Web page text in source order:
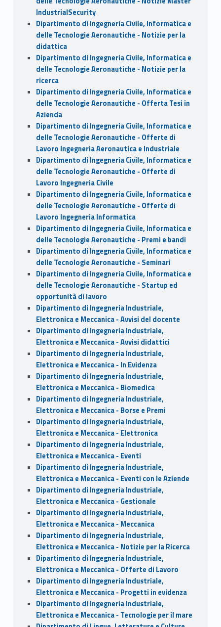
IndustrialSecurity
Dipartimento di Ingegneria Civile, Informatica e
delle Tecnologie Aeronautiche - Notizie per la
didattica
Dipartimento di Ingegneria Civile, Informatica e
delle Tecnologie Aeronautiche - Notizie per la
ricerca
Dipartimento di Ingegneria Civile, Informatica e
delle Tecnologie Aeronautiche - Offerta Tesi in
Azienda
Dipartimento di Ingegneria Civile, Informatica e
delle Tecnologie Aeronautiche - Offerte di
Lavoro Ingegneria Aeronautica e Industriale
Dipartimento di Ingegneria Civile, Informatica e
delle Tecnologie Aeronautiche - Offerte di
Lavoro Ingegneria Civile
Dipartimento di Ingegneria Civile, Informatica e
delle Tecnologie Aeronautiche - Offerte di
Lavoro Ingegneria Informatica
Dipartimento di Ingegneria Civile, Informatica e
delle Tecnologie Aeronautiche - Premi e bandi
Dipartimento di Ingegneria Civile, Informatica e
delle Tecnologie Aeronautiche - Seminari
Dipartimento di Ingegneria Civile, Informatica e
delle Tecnologie Aeronautiche - Startup ed
opportunità di lavoro
Dipartimento di Ingegneria Industriale,
Elettronica e Meccanica - Avvisi del docente
Dipartimento di Ingegneria Industriale,
Elettronica e Meccanica - Avvisi didattici
Dipartimento di Ingegneria Industriale,
Elettronica e Meccanica - In Evidenza
Dipartimento di Ingegneria Industriale,
Elettronica e Meccanica - Biomedica
Dipartimento di Ingegneria Industriale,
Elettronica e Meccanica - Borse e Premi
Dipartimento di Ingegneria Industriale,
Elettronica e Meccanica - Elettronica
Dipartimento di Ingegneria Industriale,
Elettronica e Meccanica - Eventi
Dipartimento di Ingegneria Industriale,
Elettronica e Meccanica - Eventi con le Aziende
Dipartimento di Ingegneria Industriale,
Elettronica e Meccanica - Gestionale
Dipartimento di Ingegneria Industriale,
Elettronica e Meccanica - Meccanica
Dipartimento di Ingegneria Industriale,
Elettronica e Meccanica - Notizie per la Ricerca
Dipartimento di Ingegneria Industriale,
Elettronica e Meccanica - Offerte di Lavoro
Dipartimento di Ingegneria Industriale,
Elettronica e Meccanica - Progetti in evidenza
Dipartimento di Ingegneria Industriale,
Elettronica e Meccanica - Tecnologie per il mare